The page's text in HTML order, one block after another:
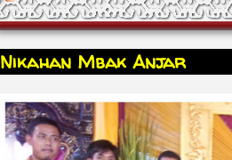
Nikahan Mbak Anjar